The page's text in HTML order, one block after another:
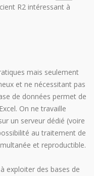
R2 intéressant à
mais seulement
et ne nécessitant pas
de données permet de
On ne travaille
un serveur dédié (voire
au traitement de
et reproductible.
exploiter des bases de